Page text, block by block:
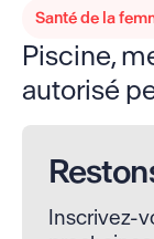
Santé de la
Piscine,
autorisé
Inscrivez-